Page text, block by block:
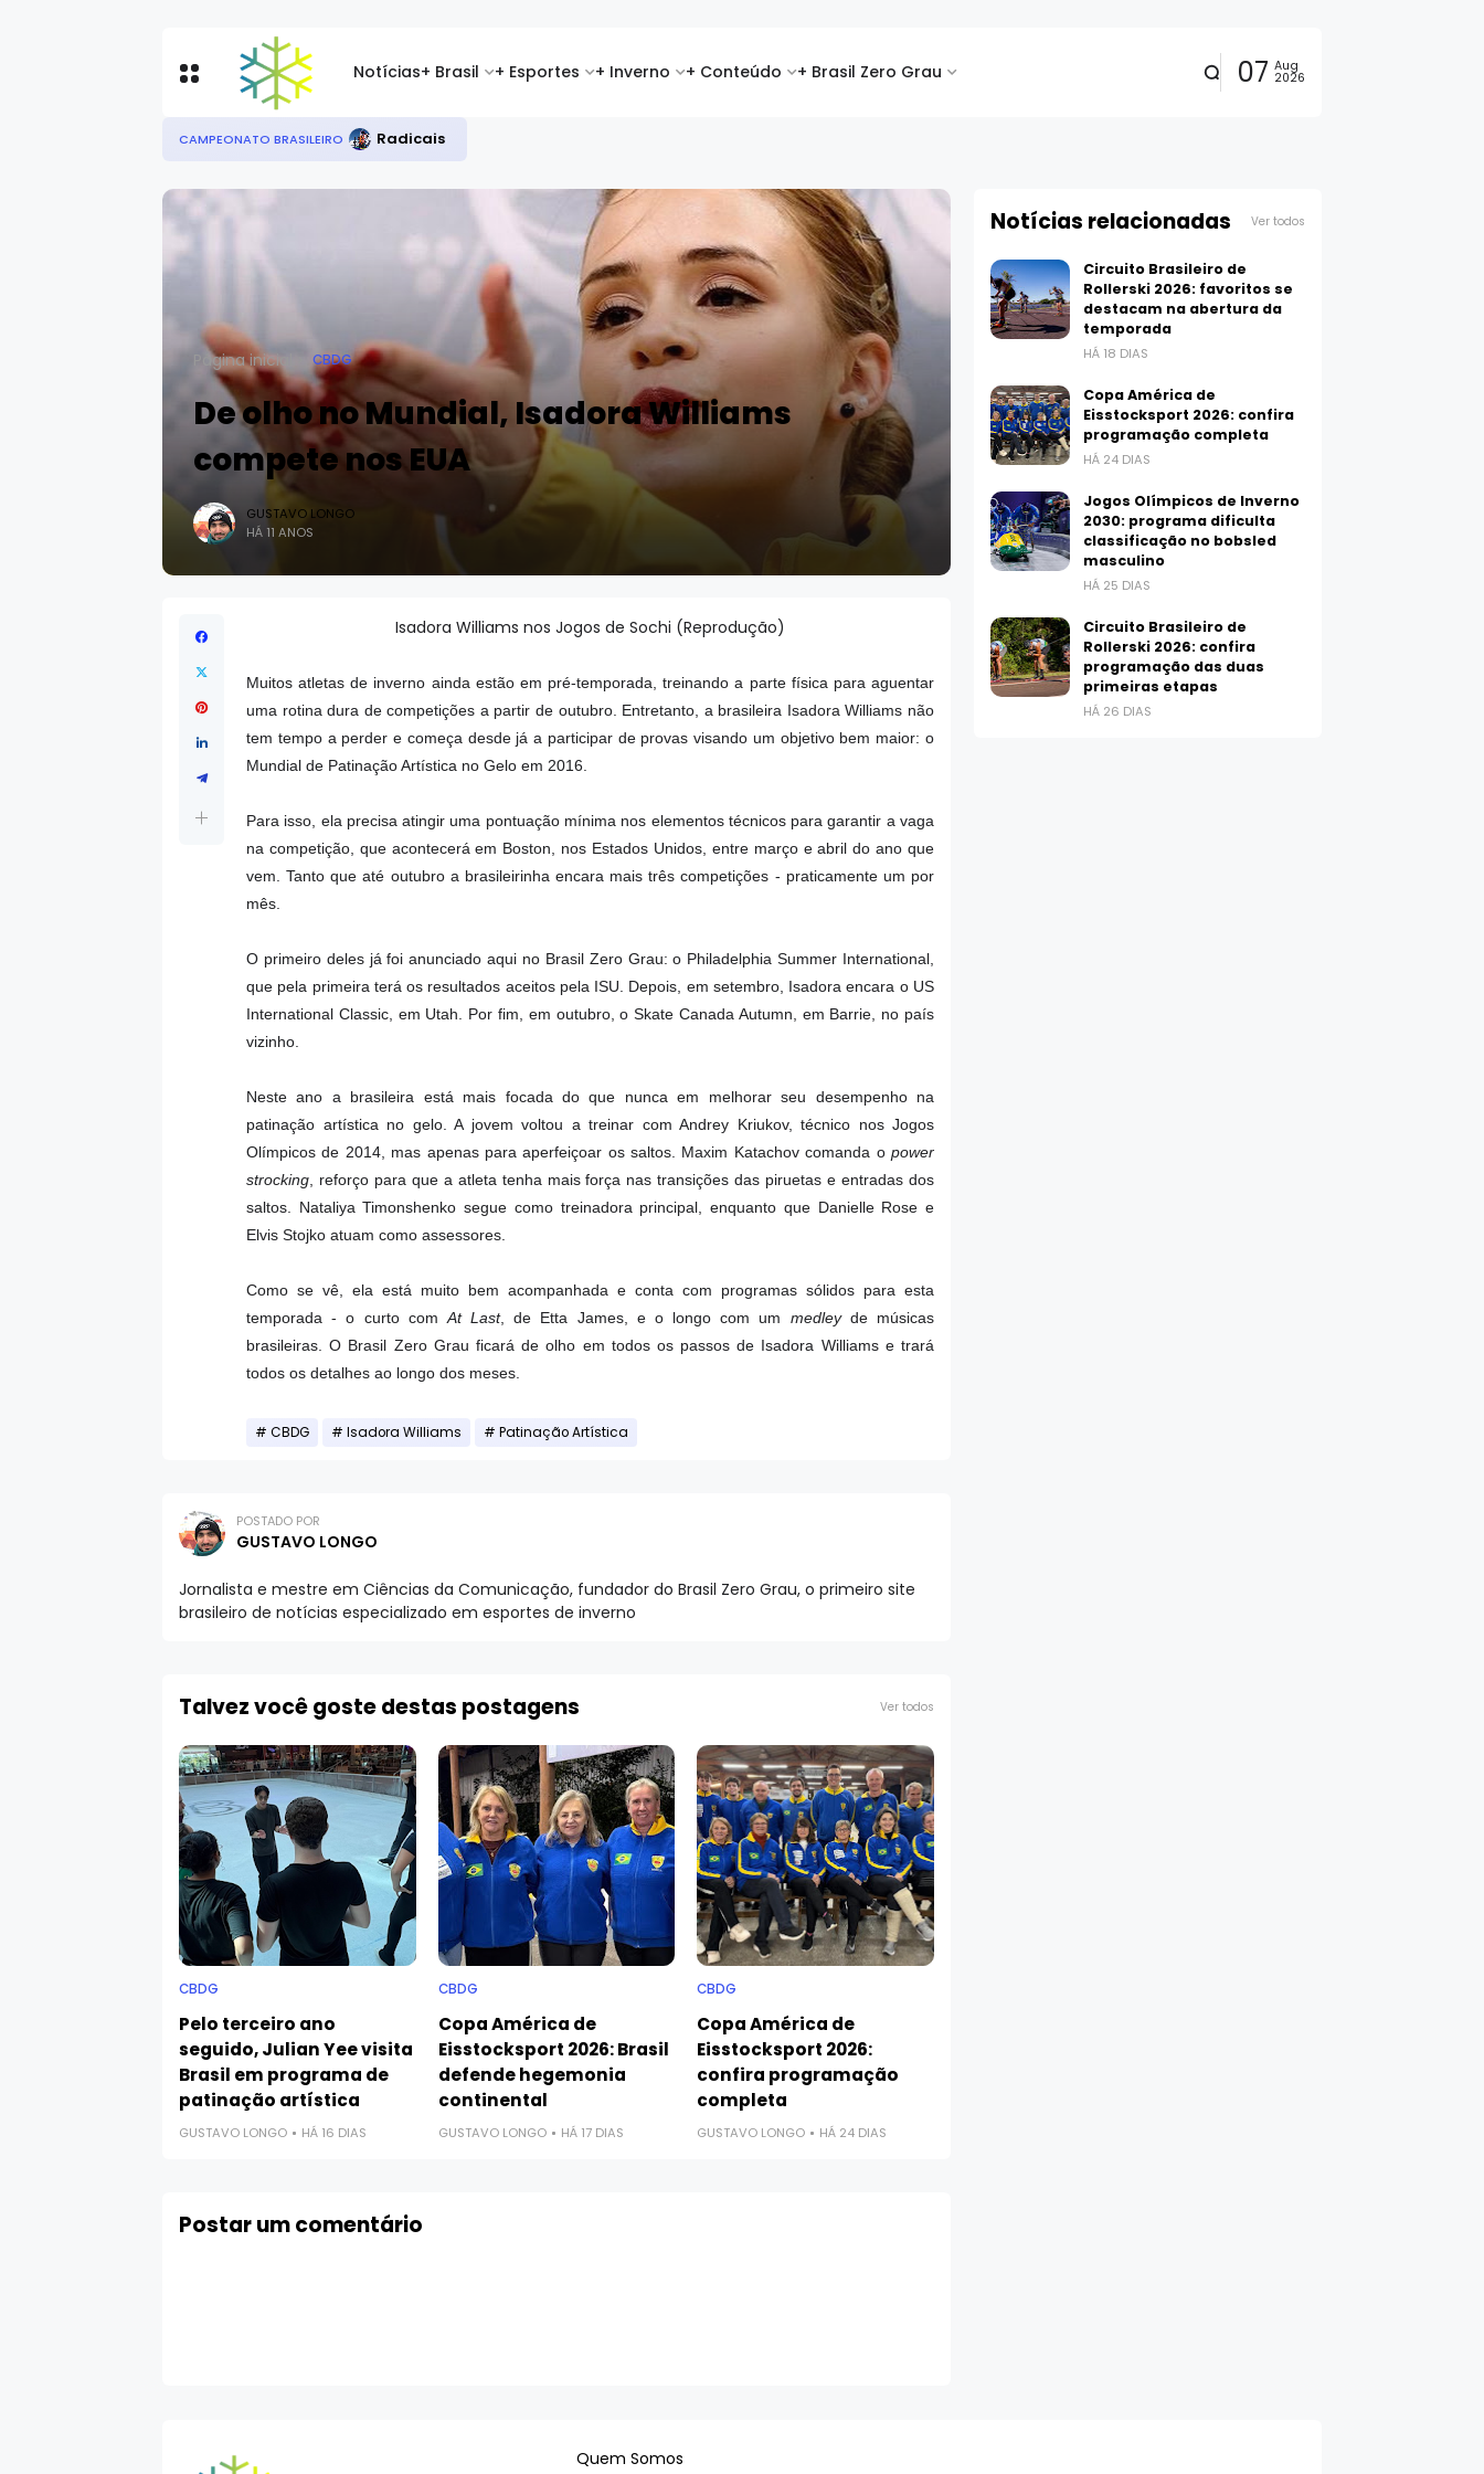
Notícias+ Brasil + Esportes + Inverno + Conteúdo + Brasil Zero Grau 07 Aug
2026
CAMPEONATO BRASILEIRO Radicais
Página inicial CBDG
De olho no Mundial, Isadora Williams
compete nos EUA
GUSTAVO LONGO
HÁ 11 ANOS
Isadora Williams nos Jogos de Sochi (Reprodução)
Muitos atletas de inverno ainda estão em pré-temporada, treinando a parte física para aguentar
uma rotina dura de competições a partir de outubro. Entretanto, a brasileira Isadora Williams não
tem tempo a perder e começa desde já a participar de provas visando um objetivo bem maior: o
Mundial de Patinação Artística no Gelo em 2016.
Para isso, ela precisa atingir uma pontuação mínima nos elementos técnicos para garantir a vaga
na competição, que acontecerá em Boston, nos Estados Unidos, entre março e abril do ano que
vem. Tanto que até outubro a brasileirinha encara mais três competições - praticamente um por
mês.
O primeiro deles já foi anunciado aqui no Brasil Zero Grau: o Philadelphia Summer International,
que pela primeira terá os resultados aceitos pela ISU. Depois, em setembro, Isadora encara o US
International Classic, em Utah. Por fim, em outubro, o Skate Canada Autumn, em Barrie, no país
vizinho.
Neste ano a brasileira está mais focada do que nunca em melhorar seu desempenho na
patinação artística no gelo. A jovem voltou a treinar com Andrey Kriukov, técnico nos Jogos
Olímpicos de 2014, mas apenas para aperfeiçoar os saltos. Maxim Katachov comanda o power
strocking , reforço para que a atleta tenha mais força nas transições das piruetas e entradas dos
saltos. Nataliya Timonshenko segue como treinadora principal, enquanto que Danielle Rose e
Elvis Stojko atuam como assessores.
Como se vê, ela está muito bem acompanhada e conta com programas sólidos para esta
temporada - o curto com At Last, de Etta James, e o longo com um medley de músicas
brasileiras. O Brasil Zero Grau ficará de olho em todos os passos de Isadora Williams e trará
todos os detalhes ao longo dos meses.
CBDG Isadora Williams Patinação Artística
POSTADO POR
GUSTAVO LONGO
Jornalista e mestre em Ciências da Comunicação, fundador do Brasil Zero Grau, o primeiro site
brasileiro de notícias especializado em esportes de inverno
Talvez você goste destas postagens Ver todos
CBDG
Pelo terceiro ano
seguido, Julian Yee visita
Brasil em programa de
patinação artística
GUSTAVO LONGO HÁ 16 DIAS
CBDG
Copa América de
Eisstocksport 2026: Brasil
defende hegemonia
continental
GUSTAVO LONGO HÁ 17 DIAS
CBDG
Copa América de
Eisstocksport 2026:
confira programação
completa
GUSTAVO LONGO HÁ 24 DIAS
Postar um comentário
Notícias relacionadas Ver todos
Circuito Brasileiro de
Rollerski 2026: favoritos se
destacam na abertura da
temporada
HÁ 18 DIAS
Copa América de
Eisstocksport 2026: confira
programação completa
HÁ 24 DIAS
Jogos Olímpicos de Inverno
2030: programa dificulta
classificação no bobsled
masculino
HÁ 25 DIAS
Circuito Brasileiro de
Rollerski 2026: confira
programação das duas
primeiras etapas
HÁ 26 DIAS
Quem Somos